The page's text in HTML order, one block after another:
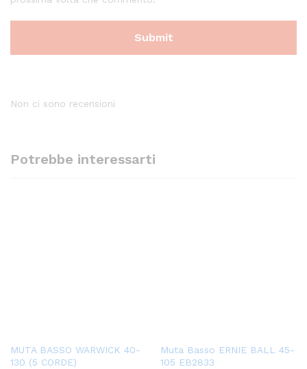
Non ci sono recensioni
Potrebbe interessarti
MUTA BASSO WARWICK 40-
130 (5 CORDE)
Muta Basso ERNIE BALL 45-
105 EB2833